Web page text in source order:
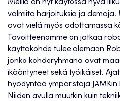
Meillä on nyt käytössä hyvä
valmiita harjoituksia ja
ovat vielä myös odottamassa
Tavoitteenamme on jatkaa
käyttökohde tulee olemaan
jonka kohderyhmänä ovat
ikääntyneet sekä työikäiset.
hyödyntää ympäristöjä JAMKin
Niiden avulla muutkin kuin